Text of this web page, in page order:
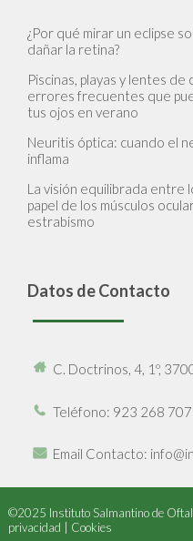
¿Por qué mirar un eclipse
dañar la retina?
Piscinas, playas y lentes
errores frecuentes que
tus ojos en verano
Neuritis óptica: cuando el
inflama
La visión equilibrada entre
papel de los músculos
estrabismo
Datos de Contacto
C. Doctrinos, 4, 1º,
Teléfono: 923 268 707
Email Contacto:
©2025 Instituto Salmantino de
privacidad
Cookies